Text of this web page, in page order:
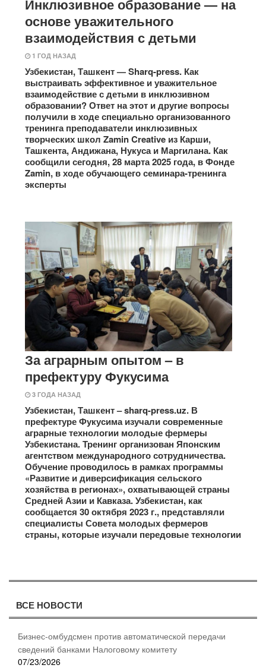
Инклюзивное образование — на
основе уважительного
взаимодействия с детьми
1 ГОД НАЗАД
Узбекистан, Ташкент — Sharq-press. Как
выстраивать эффективное и уважительное
взаимодействие с детьми в инклюзивном
образовании? Ответ на этот и другие вопросы
получили в ходе специально организованного
тренинга преподаватели инклюзивных
творческих школ Zamin Creative из Карши,
Ташкента, Андижана, Нукуса и Маргилана. Как
сообщили сегодня, 28 марта 2025 года, в Фонде
Zamin, в ходе обучающего семинара-тренинга
эксперты
За аграрным опытом – в
префектуру Фукусима
3 ГОДА НАЗАД
Узбекистан, Ташкент – sharq-press.uz. В
префектуре Фукусима изучали современные
аграрные технологии молодые фермеры
Узбекистана. Тренинг организован Японским
агентством международного сотрудничества.
Обучение проводилось в рамках программы
«Развитие и диверсификация сельского
хозяйства в регионах», охватывающей страны
Средней Азии и Кавказа. Узбекистан, как
сообщается 30 октября 2023 г., представляли
специалисты Совета молодых фермеров
страны, которые изучали передовые технологии
ВСЕ НОВОСТИ
Бизнес-омбудсмен против автоматической передачи
сведений банками Налоговому комитету
07/23/2026